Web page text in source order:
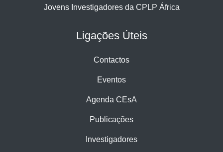
Jovens Investigadores da CPLP África
Ligações Úteis
Contactos
Eventos
Agenda CEsA
Publicações
Investigadores